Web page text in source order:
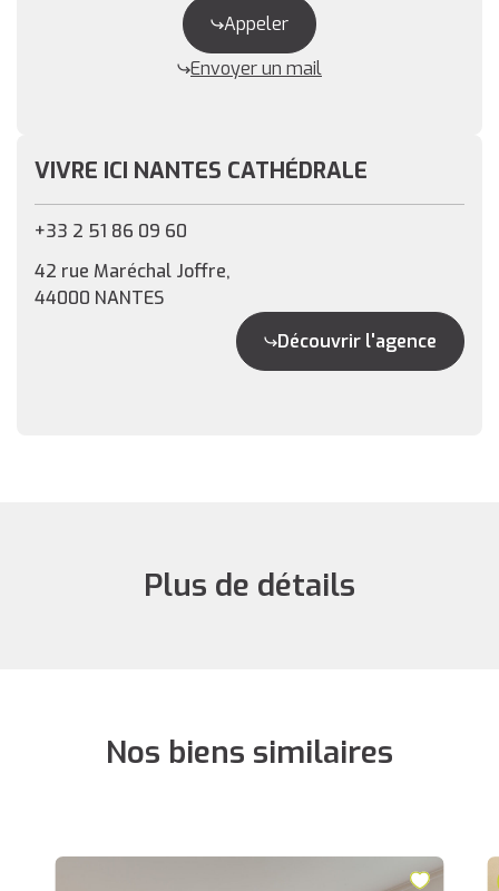
Appeler
Envoyer un mail
VIVRE ICI NANTES CATHÉDRALE
+33 2 51 86 09 60
42 rue Maréchal Joffre,
44000 NANTES
Découvrir l'agence
Plus de détails
Nos biens similaires